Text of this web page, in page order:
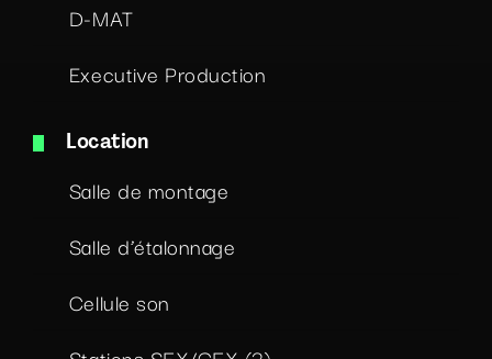
D-MAT
Executive Production
Location
Salle de montage
Salle d’étalonnage
Cellule son